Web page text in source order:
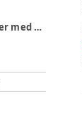
Haakaa brystmassager med vibrator "Muslingskallen"